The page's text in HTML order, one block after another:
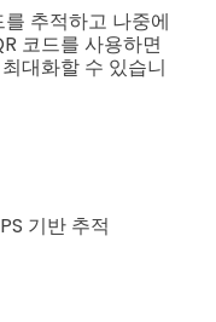
를 추적하고 나중에
코드를 사용하면
대화할 수 있습니
기반 추적